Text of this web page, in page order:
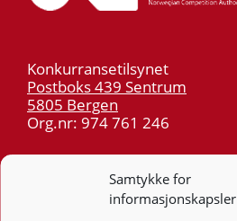
Samtykke for
informasjonskapsler
Konkurransetilsynet
Postboks 439 Sentrum
5805 Bergen
Org.nr: 974 761 246
55 59 75 00
post@kt.no